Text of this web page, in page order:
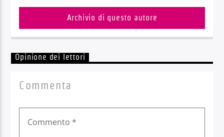
Archivio di questo autore
Opinione dei lettori
Commenta